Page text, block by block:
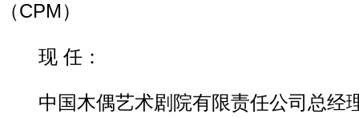
（CPM）
现 任：
中国木偶艺术剧院有限责任公司总经